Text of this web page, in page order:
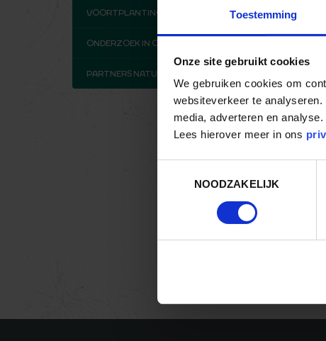
Toestemming
Onze site gebruikt cookies
We gebruiken cookies om
websiteverkeer te
media, adverteren en analyse.
Lees hierover meer in ons
NOODZAKELIJK
VOORTPLANTINGSPROGRAMMA'S
ONDERZOEK IN OUWEHAND
PARTNERS NATUURBESCHERMING